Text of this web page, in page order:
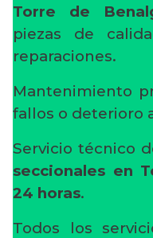
Torre de
piezas de
reparaciones.
Mantenimiento
fallos o deterioro
Servicio técnico
seccionales en
24 horas.
Todos los